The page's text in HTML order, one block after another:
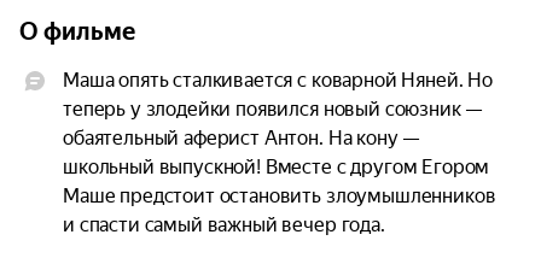
О фильме
Маша опять сталкивается с коварной Няней. Но
теперь у злодейки появился новый союзник —
обаятельный аферист Антон. На кону —
школьный выпускной! Вместе с другом Егором
Маше предстоит остановить злоумышленников
и спасти самый важный вечер года.